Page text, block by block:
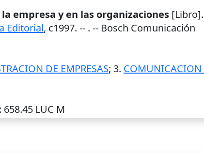
empresa y en las organizaciones
Editorial, c1997. -- . -- Bosch Comunicación
DE EMPRESAS; 3. COMUNICACION
: 658.45 LUC M